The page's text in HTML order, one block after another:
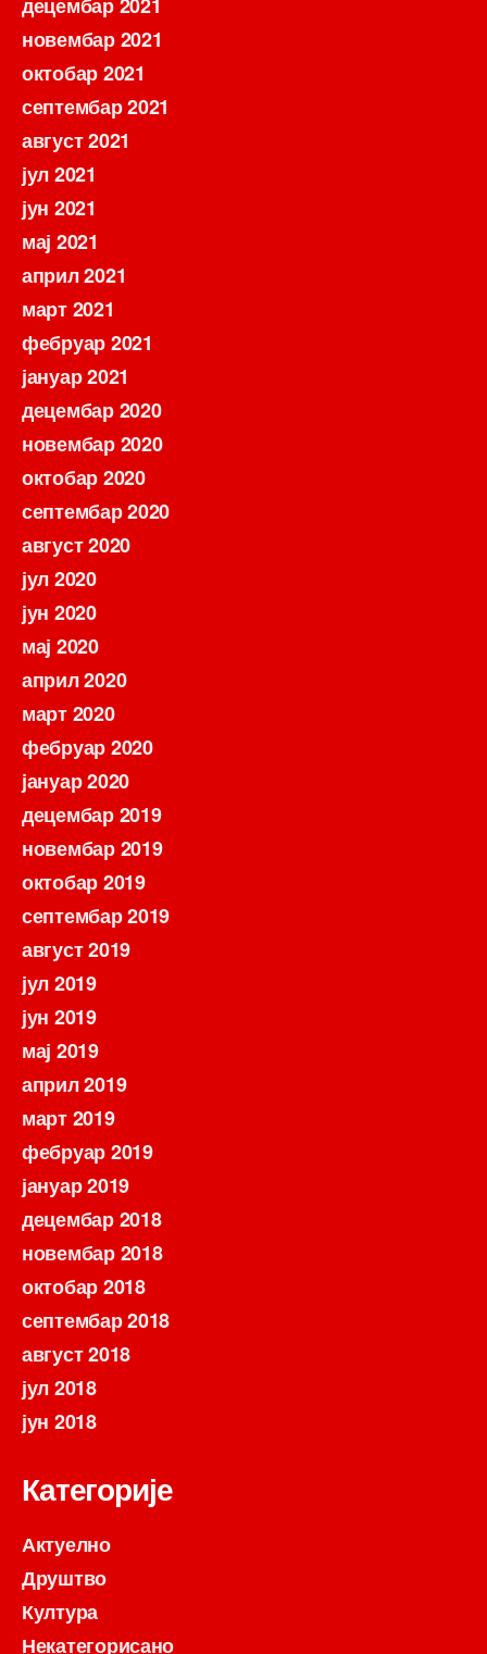
новембар 2021
октобар 2021
септембар 2021
август 2021
јул 2021
јун 2021
мај 2021
април 2021
март 2021
фебруар 2021
јануар 2021
децембар 2020
новембар 2020
октобар 2020
септембар 2020
август 2020
јул 2020
јун 2020
мај 2020
април 2020
март 2020
фебруар 2020
јануар 2020
децембар 2019
новембар 2019
октобар 2019
септембар 2019
август 2019
јул 2019
јун 2019
мај 2019
април 2019
март 2019
фебруар 2019
јануар 2019
децембар 2018
новембар 2018
октобар 2018
септембар 2018
август 2018
јул 2018
јун 2018
Категорије
Актуелно
Друштво
Култура
Некатегорисано